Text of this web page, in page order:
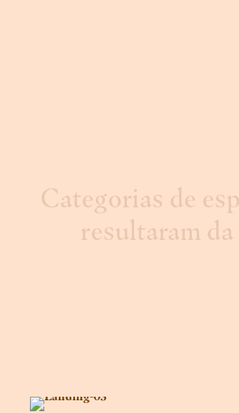
Categorias de
resultaram